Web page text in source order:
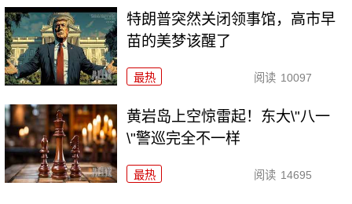
特朗普突然关闭领事馆，高市早
苗的美梦该醒了
最热 阅读 10097
黄岩岛上空惊雷起！东大\"八一
\"警巡完全不一样
最热 阅读 14695